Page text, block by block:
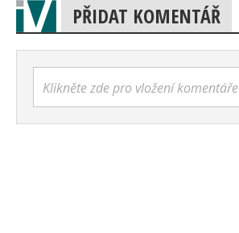
PŘIDAT KOMENTÁŘ
Klikněte zde pro vložení komentáře